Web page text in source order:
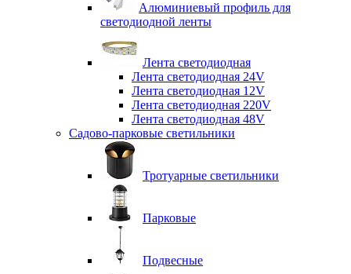
Алюминиевый профиль для
светодиодной ленты
Лента светодиодная
Лента светодиодная 24V
Лента светодиодная 12V
Лента светодиодная 220V
Лента светодиодная 48V
Садово-парковые светильники
Тротуарные светильники
Парковые
Подвесные